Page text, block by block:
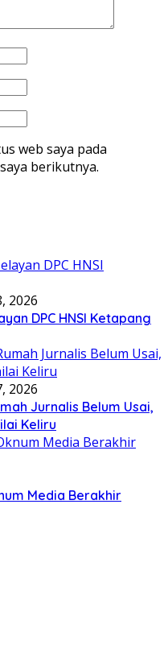
web saya pada
berikutnya.
2026
DPC HNSI Ketapang
2026
Jurnalis Belum Usai,
Keliru
Media Berakhir